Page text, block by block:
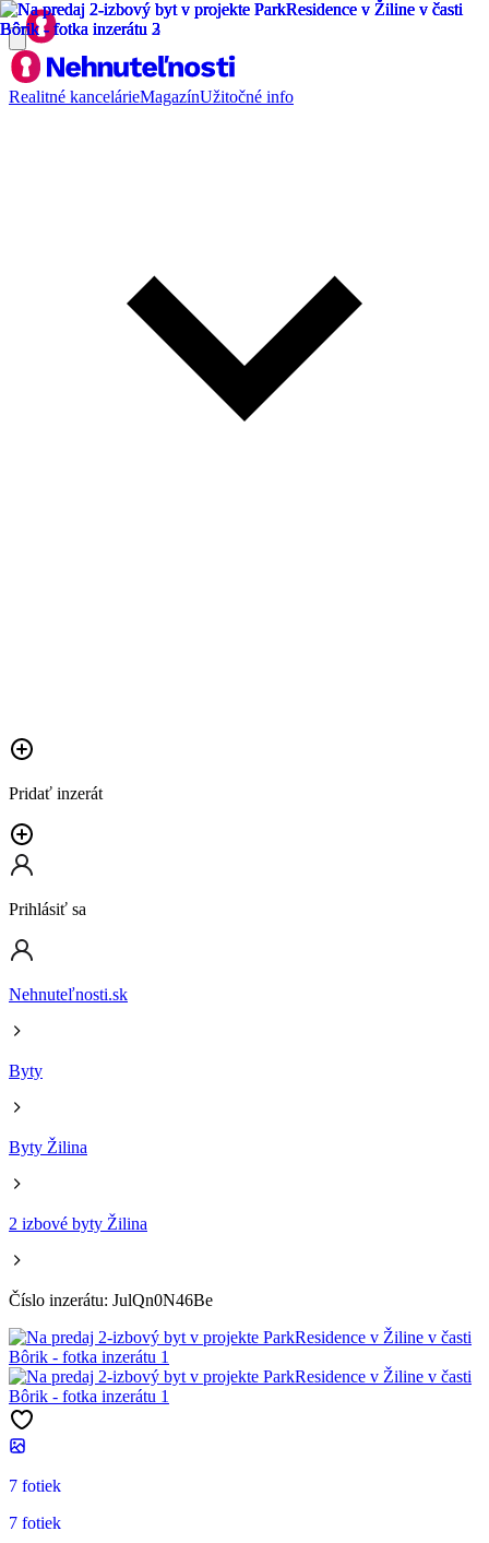
Realitné kancelárieMagazínUžitočné info
Pridať inzerát
Prihlásiť sa
Nehnuteľnosti.sk
Byty
Byty Žilina
2 izbové byty Žilina
Číslo inzerátu: JulQn0N46Be
7 fotiek
7 fotiek